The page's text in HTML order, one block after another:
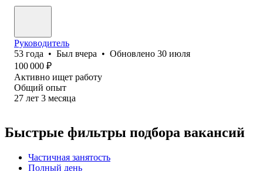
Руководитель
53 года • Был вчера • Обновлено 30 июля
100 000 ₽
Активно ищет работу
Общий опыт
27 лет 3 месяца
Быстрые фильтры подбора вакансий
Частичная занятость
Полный день